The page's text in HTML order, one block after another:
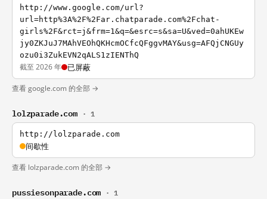
http://www.google.com/url?
url=http%3A%2F%2Far.chatparade.com%2Fchat-
girls%2F&rct=j&frm=1&q=&esrc=s&sa=U&ved=0ahUKEw
jy0ZKJuJ7MAhVEOhQKHcmOCfcQFggvMAY&usg=AFQjCNGUy
ozu0i3ZukEVN2qALS1zIENThQ
截至 2026 年 已屏蔽
查看 google.com 的全部 →
lolzparade.com · 1
http://lolzparade.com
间歇性
查看 lolzparade.com 的全部 →
pussiesonparade.com · 1